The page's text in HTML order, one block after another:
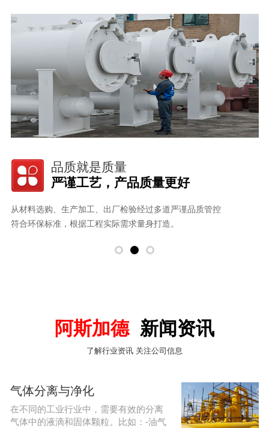
完善的售后
7*24小时专业人员为您服务
用质量说话，用客户满意度说话：一直为客户提供完善的服务
以设计、科技、质量、售后多方面为客户提供完善的服务。
阿斯加德 新闻资讯
了解行业资讯 关注公司信息
气体分离与净化
在不同的工业行业中，需要有效的分离
气体中的液滴和固体颗粒。比如：-油气